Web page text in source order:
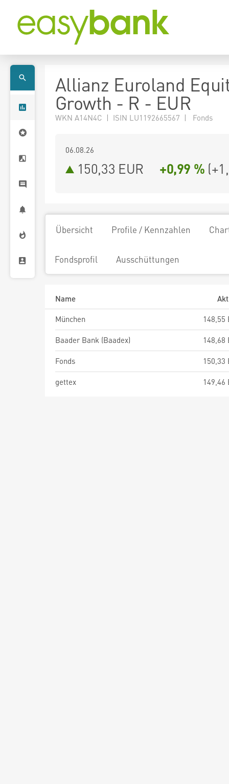
Allianz Euroland
Growth - R - EUR
WKN A14N4C | ISIN LU1192665567 | Fonds
06.08.26
150,33 EUR +0,99 % (
Übersicht Profile / Kennzahlen
Fondsprofil Ausschüttungen
Name
München
148,55
Baader Bank (Baadex) 148,68
Fonds 150,33
gettex 149,46